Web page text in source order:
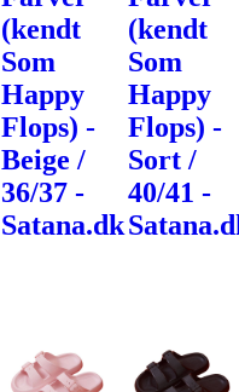
(kendt
Som
Happy
Flops) -
Beige /
36/37 -
Satana.dk
(kendt
Som
Happy
Flops) -
Sort /
40/41 -